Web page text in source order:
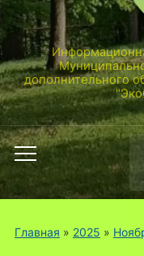
дополнительного
Переключить
мобильное
меню
Главная » 2025 »